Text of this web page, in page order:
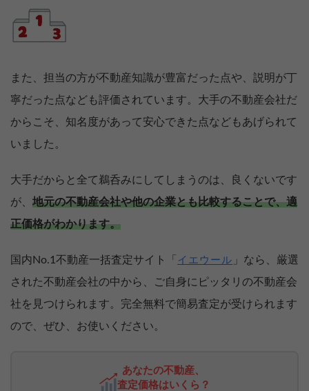
また、担当の方が不動産知識が豊富だった点や、説明が丁
寧だった点なども評価されています。大手の不動産会社だ
からこそ、知名度があって安心できた点などもあげられて
いました。
大手だからと全て鵜呑みにしてしまうのは、良くないです
が、 地元の不動産会社や他の企業とも比較することで、適
正価格がわかります。
国内No.1不動産一括査定サイト「 イエウール 」なら、厳選
された不動産会社の中から、ご自身にピッタリの不動産会
社を見つけられます。完全無料で簡易査定が受けられます
ので、ぜひ、お使いください。
あなたの不動産、
査定価格はいくら？